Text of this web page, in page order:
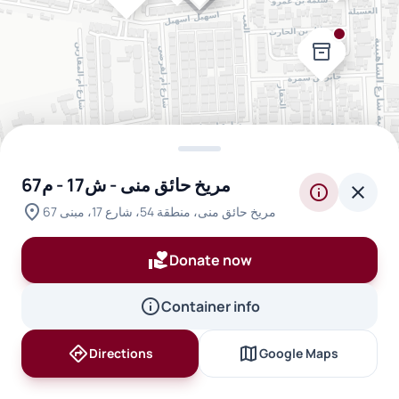
inventory_2
مريخ حائق منى - ش17 - م67
location_on مريخ حائق منى، منطقة 54، شارع 17، مبنى 67
info close
volunteer_activismDonate now
infoContainer info
directionsDirections mapGoogle Maps